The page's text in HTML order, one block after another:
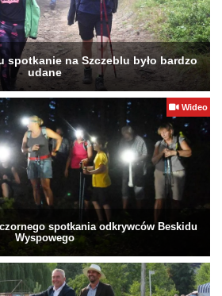
spotkanie na Szczeblu było bardzo
udane
Wideo
spotkania odkrywców Beskidu
Wyspowego